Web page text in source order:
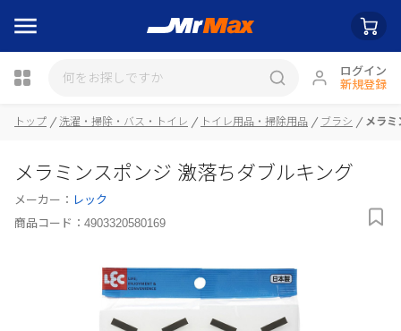
ログイン
新規登録
瓶詰
トップ 洗濯・掃除・バス・トイレ トイレ用品・掃除用品 ブラシ メラミ
メラミンスポンジ 激落ちダブルキング
メーカー： レック
商品コード： 4903320580169